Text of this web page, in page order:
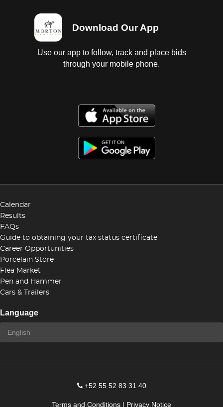
Download Our App
Use our app to follow, track and place bids
through your mobile phone.
Calendar
Results
FAQs
Guide to obtaining your tax status certificate
Career Opportunities
Porcelain Store
Flea Market
Pen and Hammer
Cars & Trailers
Language
+52 55 52 83 31 40
Terms and Conditions | Privacy Notice